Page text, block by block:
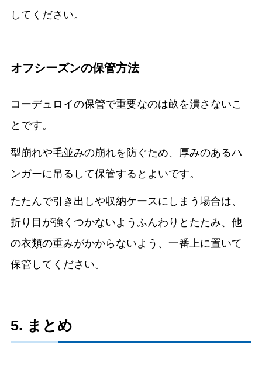
してください。
オフシーズンの保管方法
コーデュロイの保管で重要なのは畝を潰さないこ
とです。
型崩れや毛並みの崩れを防ぐため、厚みのあるハ
ンガーに吊るして保管するとよいです。
たたんで引き出しや収納ケースにしまう場合は、
折り目が強くつかないようふんわりとたたみ、他
の衣類の重みがかからないよう、一番上に置いて
保管してください。
5. まとめ